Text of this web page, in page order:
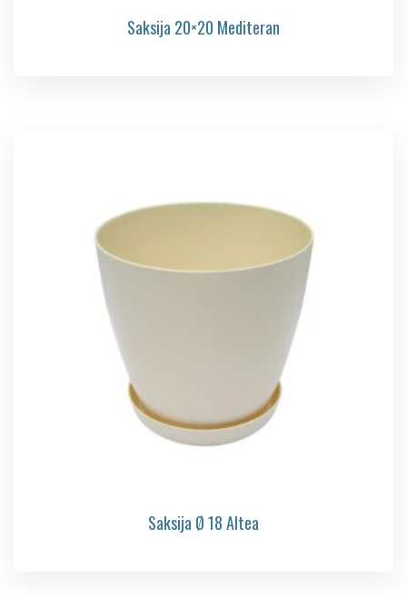
Saksija 20×20 Mediteran
Saksija Ø 18 Altea